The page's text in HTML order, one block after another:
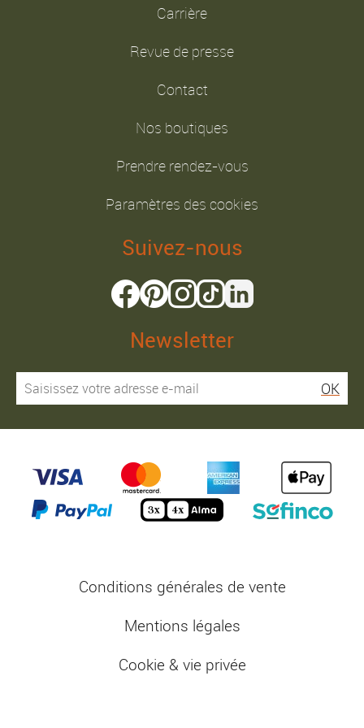
Carrière
Revue de presse
Contact
Nos boutiques
Prendre rendez-vous
Paramètres des cookies
Suivez-nous
Newsletter
OK
Conditions générales de vente
Mentions légales
Cookie & vie privée